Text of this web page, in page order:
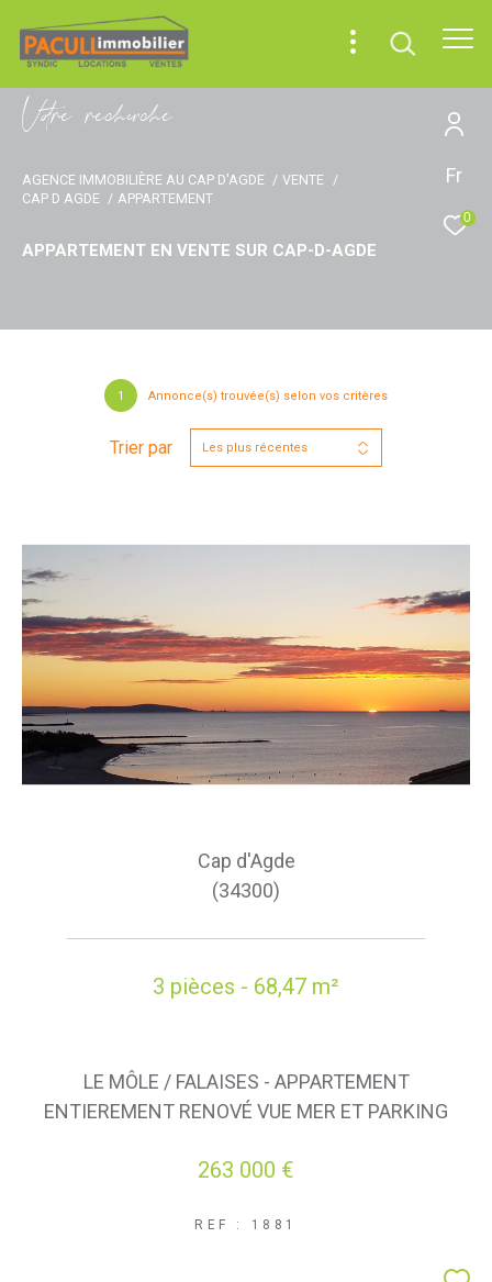
Fr
0
Vore recece
AGENCE IMMOBILIÈRE AU CAP D'AGDE
VENTE
CAP D AGDE
APPARTEMENT
APPARTEMENT EN VENTE SUR CAP-D-AGDE
1 Annonce(s) trouvée(s) selon vos critères
Trier par Les plus récentes
Cap d'Agde
(34300)
3 pièces - 68,47 m²
LE MÔLE / FALAISES - APPARTEMENT
ENTIEREMENT RENOVÉ VUE MER ET PARKING
263 000 €
REF : 1881